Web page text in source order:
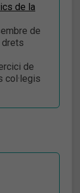
de la
de
de
col·legis